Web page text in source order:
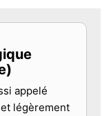
appelé
légèrement